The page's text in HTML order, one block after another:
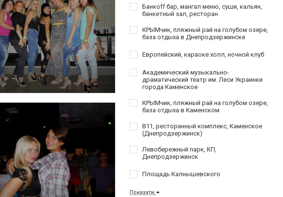
Банкoff бар, мангал меню, суши, кальян,
банкетный зал, ресторан
КРЫМчик, пляжный рай на голубом озере,
база отдыха в Днепродзержинске
Европейский, караоке холл, ночной клуб
Академический музыкально-
драматический театр им. Леси Украинки
города Каменское
КРЫМчик, пляжный рай на голубом озере,
база отдыха в Каменском
B11, ресторанный комплекс, Каменское
(Днепродзержинск)
Левобережный парк, КП,
Днепродзержинск
Площадь Калнышевского
Показати